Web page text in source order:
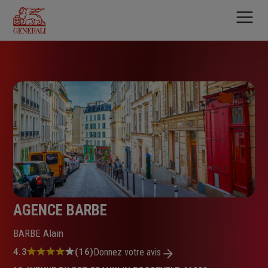
contenu
principal
AGENCE BARBE
BARBE Alain
Note
4.3 (16)Donnez votre avis